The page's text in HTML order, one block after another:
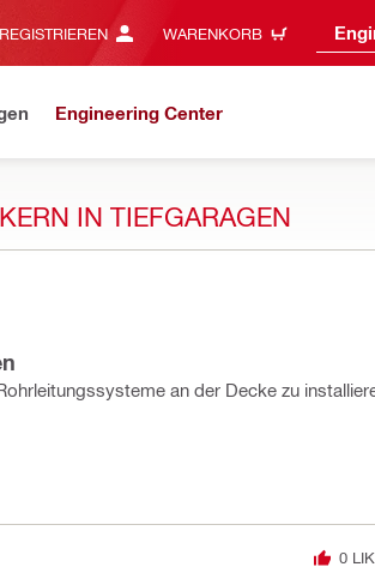
WARENKORB
Engineering Center
IN TIEFGARAGEN
an der Decke zu
0